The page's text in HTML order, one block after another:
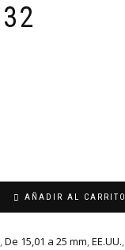
AÑADIR AL CARRITO
,De 15,01 a 25 mm,EE.UU.,